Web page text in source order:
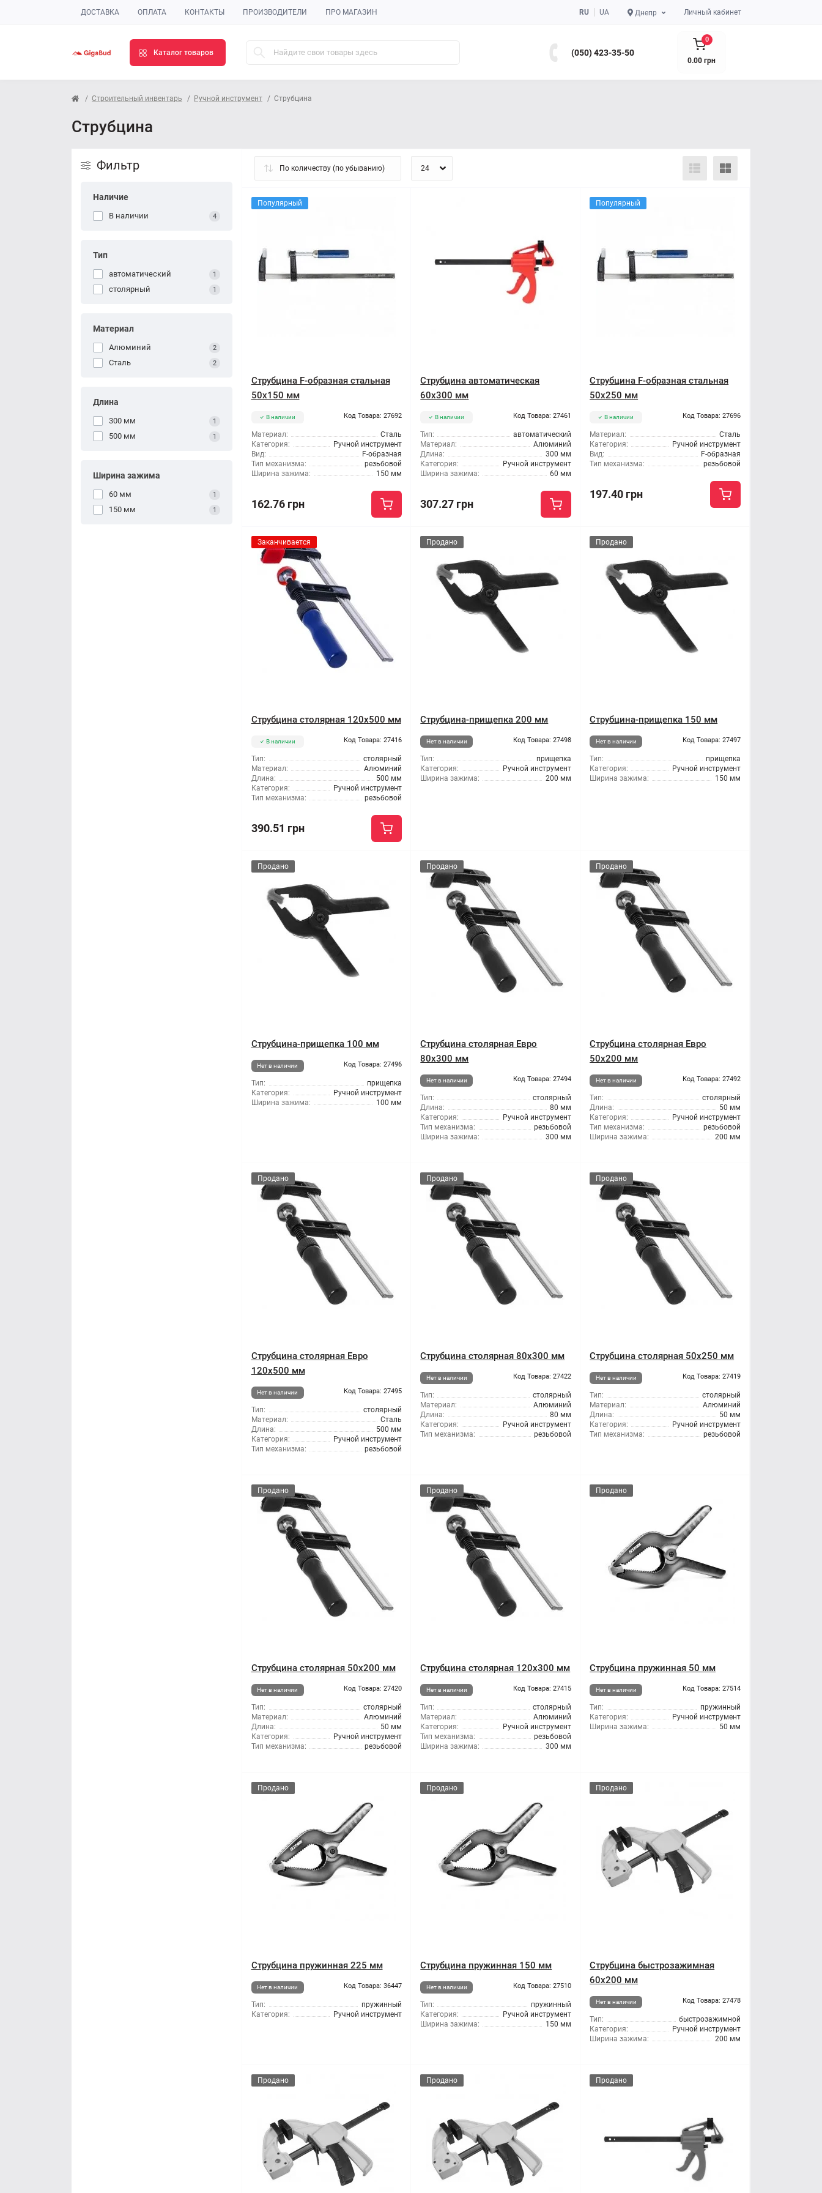
ДОСТАВКА ОПЛАТА КОНТАКТЫ ПРОИЗВОДИТЕЛИ ПРО МАГАЗИН RU UA Днепр Личный кабинет
Каталог товаров (050) 423-35-50
0
0.00 грн
Строительный инвентарь Ручной инструмент Струбцина
Струбцина
Фильтр
Наличие
В наличии 4
Тип
автоматический 1
столярный 1
Материал
Алюминий 2
Сталь 2
Длина
300 мм 1
500 мм 1
Ширина зажима
60 мм 1
150 мм 1
Популярный
Струбцина F-образная стальная
50x150 мм
В наличии Код Товара: 27692
Материал:
Сталь
Категория:
Ручной инструмент
Вид:
F-образная
Тип механизма:
резьбовой
Ширина зажима:
150 мм
162.76 грн
Струбцина автоматическая
60x300 мм
В наличии Код Товара: 27461
Тип:
автоматический
Материал:
Алюминий
Длина:
300 мм
Категория:
Ручной инструмент
Ширина зажима:
60 мм
307.27 грн
Популярный
Струбцина F-образная стальная
50x250 мм
В наличии Код Товара: 27696
Материал:
Сталь
Категория:
Ручной инструмент
Вид:
F-образная
Тип механизма:
резьбовой
197.40 грн
Заканчивается
Струбцина столярная 120x500 мм
В наличии Код Товара: 27416
Тип:
столярный
Материал:
Алюминий
Длина:
500 мм
Категория:
Ручной инструмент
Тип механизма:
резьбовой
390.51 грн
Продано
Струбцина-прищепка 200 мм
Нет в наличии Код Товара: 27498
Тип:
прищепка
Категория:
Ручной инструмент
Ширина зажима:
200 мм
Продано
Струбцина-прищепка 150 мм
Нет в наличии Код Товара: 27497
Тип:
прищепка
Категория:
Ручной инструмент
Ширина зажима:
150 мм
Продано
Струбцина-прищепка 100 мм
Нет в наличии Код Товара: 27496
Тип:
прищепка
Категория:
Ручной инструмент
Ширина зажима:
100 мм
Продано
Струбцина столярная Евро
80x300 мм
Нет в наличии Код Товара: 27494
Тип:
столярный
Длина:
80 мм
Категория:
Ручной инструмент
Тип механизма:
резьбовой
Ширина зажима:
300 мм
Продано
Струбцина столярная Евро
50x200 мм
Нет в наличии Код Товара: 27492
Тип:
столярный
Длина:
50 мм
Категория:
Ручной инструмент
Тип механизма:
резьбовой
Ширина зажима:
200 мм
Продано
Струбцина столярная Евро
120x500 мм
Нет в наличии Код Товара: 27495
Тип:
столярный
Материал:
Сталь
Длина:
500 мм
Категория:
Ручной инструмент
Тип механизма:
резьбовой
Продано
Струбцина столярная 80x300 мм
Нет в наличии Код Товара: 27422
Тип:
столярный
Материал:
Алюминий
Длина:
80 мм
Категория:
Ручной инструмент
Тип механизма:
резьбовой
Продано
Струбцина столярная 50x250 мм
Нет в наличии Код Товара: 27419
Тип:
столярный
Материал:
Алюминий
Длина:
50 мм
Категория:
Ручной инструмент
Тип механизма:
резьбовой
Продано
Струбцина столярная 50x200 мм
Нет в наличии Код Товара: 27420
Тип:
столярный
Материал:
Алюминий
Длина:
50 мм
Категория:
Ручной инструмент
Тип механизма:
резьбовой
Продано
Струбцина столярная 120x300 мм
Нет в наличии Код Товара: 27415
Тип:
столярный
Материал:
Алюминий
Категория:
Ручной инструмент
Тип механизма:
резьбовой
Ширина зажима:
300 мм
Продано
Струбцина пружинная 50 мм
Нет в наличии Код Товара: 27514
Тип:
пружинный
Категория:
Ручной инструмент
Ширина зажима:
50 мм
Продано
Струбцина пружинная 225 мм
Нет в наличии Код Товара: 36447
Тип:
пружинный
Категория:
Ручной инструмент
Продано
Струбцина пружинная 150 мм
Нет в наличии Код Товара: 27510
Тип:
пружинный
Категория:
Ручной инструмент
Ширина зажима:
150 мм
Продано
Струбцина быстрозажимная
60x200 мм
Нет в наличии Код Товара: 27478
Тип:
быстрозажимной
Категория:
Ручной инструмент
Ширина зажима:
200 мм
Продано Продано Продано